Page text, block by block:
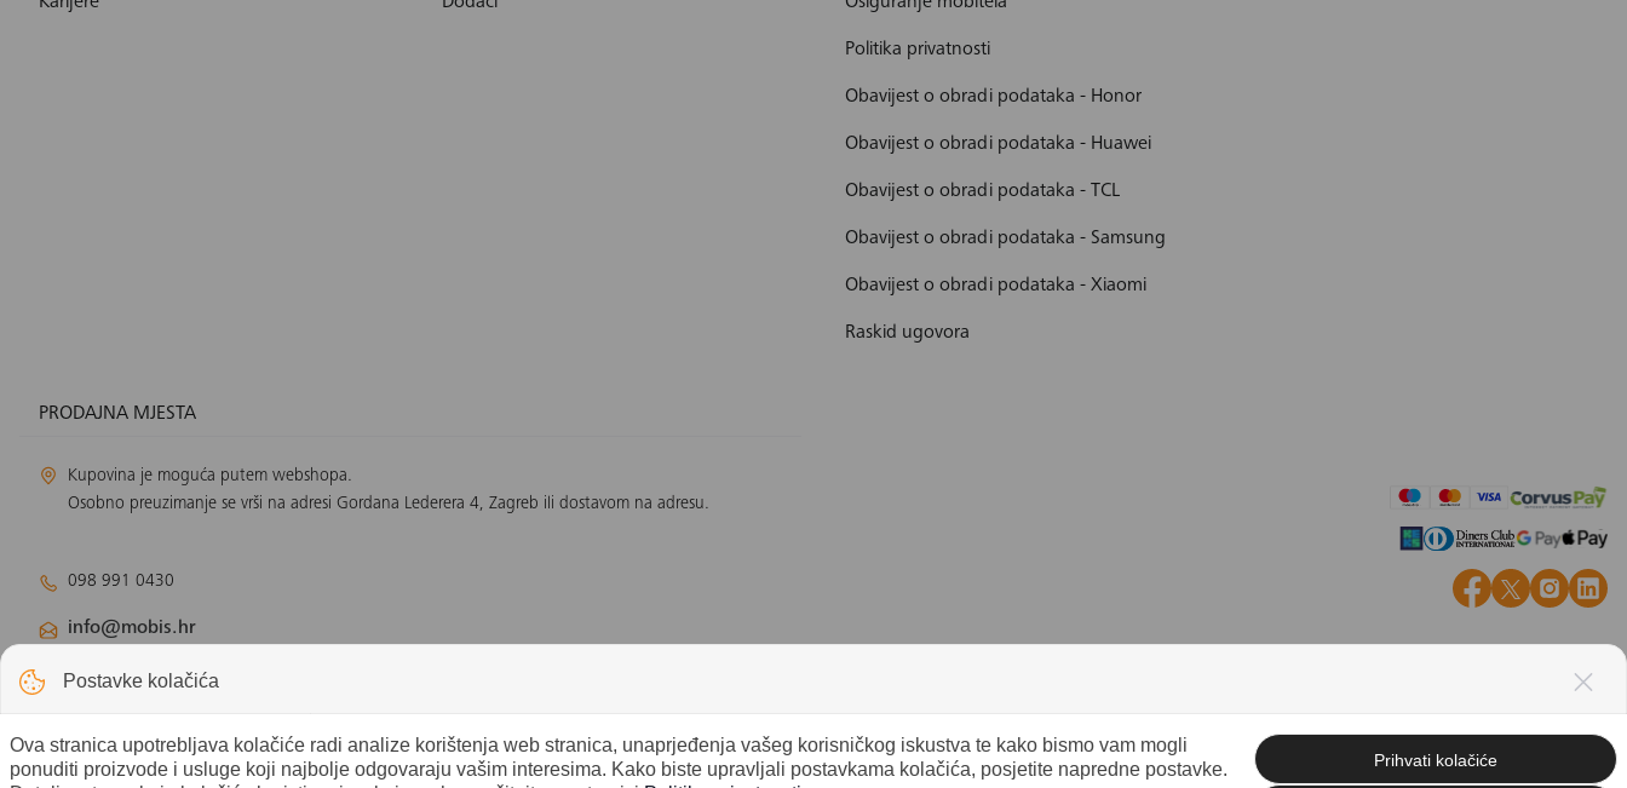
Politika privatnosti
Obavijest o obradi podataka - Honor
Obavijest o obradi podataka - Huawei
Obavijest o obradi podataka - TCL
Obavijest o obradi podataka - Samsung
Obavijest o obradi podataka - Xiaomi
Raskid ugovora
PRODAJNA MJESTA
Kupovina je moguća putem webshopa.
Osobno preuzimanje se vrši na adresi Gordana Lederera 4, Zagreb ili dostavom na adresu.
098 991 0430
info@mobis.hr
Odjel klimatizacije:klimatizacija@mobis.hr
Odjel solarnih panela:
Postavke kolačića
Ova stranica upotrebljava kolačiće radi analize korištenja web stranica, unaprjeđenja vašeg korisničkog iskustva te kako bismo vam mogli
ponuditi proizvode i usluge koji najbolje odgovaraju vašim interesima. Kako biste upravljali postavkama kolačića, posjetite napredne postavke.
Prihvati kolačiće